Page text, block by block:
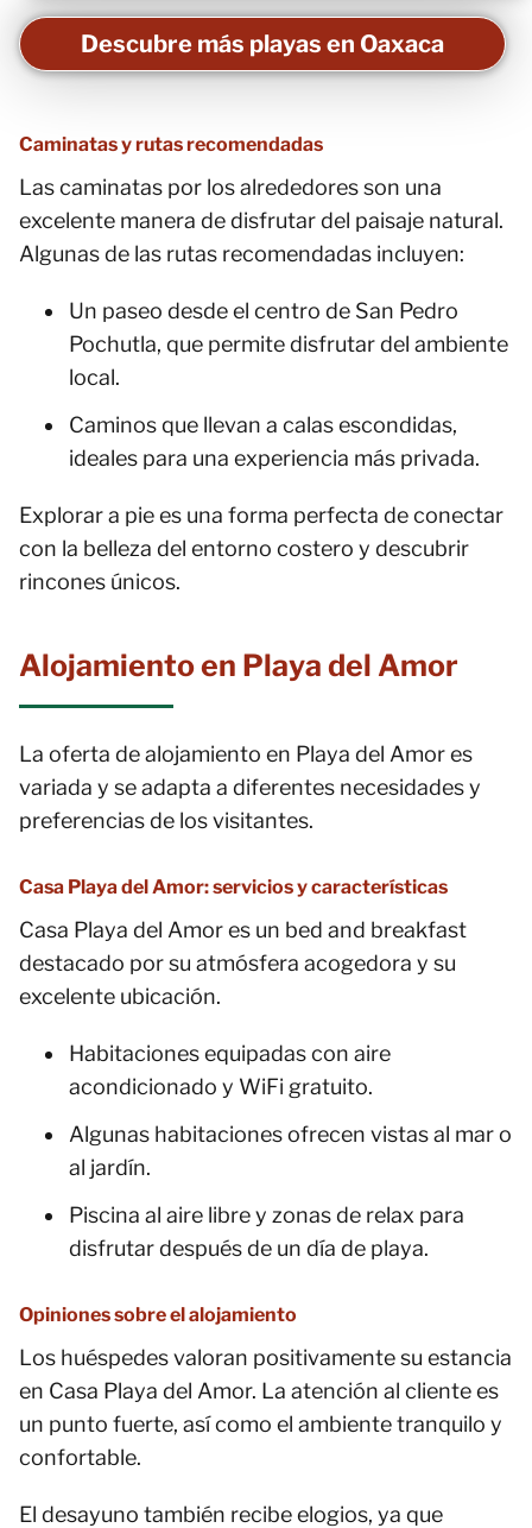
Descubre más playas en Oaxaca
Caminatas y rutas recomendadas
Las caminatas por los alrededores son una
excelente manera de disfrutar del paisaje natural.
Algunas de las rutas recomendadas incluyen:
Un paseo desde el centro de San Pedro
Pochutla, que permite disfrutar del ambiente
local.
Caminos que llevan a calas escondidas,
ideales para una experiencia más privada.
Explorar a pie es una forma perfecta de conectar
con la belleza del entorno costero y descubrir
rincones únicos.
Alojamiento en Playa del Amor
La oferta de alojamiento en Playa del Amor es
variada y se adapta a diferentes necesidades y
preferencias de los visitantes.
Casa Playa del Amor: servicios y características
Casa Playa del Amor es un bed and breakfast
destacado por su atmósfera acogedora y su
excelente ubicación.
Habitaciones equipadas con aire
acondicionado y WiFi gratuito.
Algunas habitaciones ofrecen vistas al mar o
al jardín.
Piscina al aire libre y zonas de relax para
disfrutar después de un día de playa.
Opiniones sobre el alojamiento
Los huéspedes valoran positivamente su estancia
en Casa Playa del Amor. La atención al cliente es
un punto fuerte, así como el ambiente tranquilo y
confortable.
El desayuno también recibe elogios, ya que